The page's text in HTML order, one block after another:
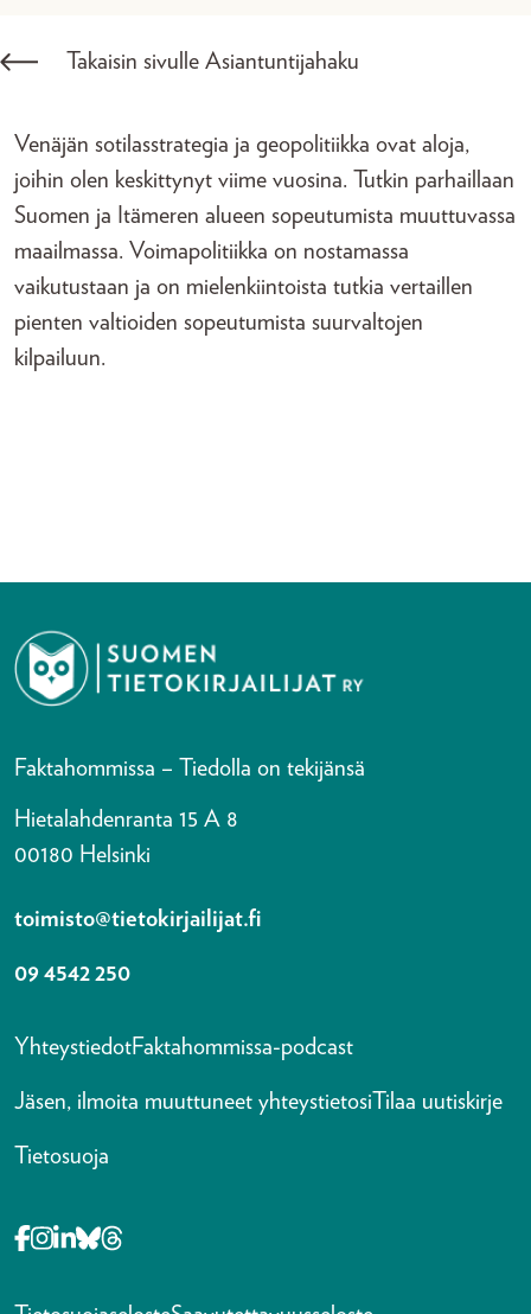
Takaisin sivulle Asiantuntijahaku
Venäjän sotilasstrategia ja geopolitiikka ovat aloja,
joihin olen keskittynyt viime vuosina. Tutkin parhaillaan
Suomen ja Itämeren alueen sopeutumista muuttuvassa
maailmassa. Voimapolitiikka on nostamassa
vaikutustaan ja on mielenkiintoista tutkia vertaillen
pienten valtioiden sopeutumista suurvaltojen
kilpailuun.
Faktahommissa – Tiedolla on tekijänsä
Hietalahdenranta 15 A 8
00180 Helsinki
toimisto@tietokirjailijat.fi
09 4542 250
YhteystiedotFaktahommissa-podcast
Jäsen, ilmoita muuttuneet yhteystietosi Tilaa uutiskirje
Tietosuoja
Opens in a new tab Facebook-f
Opens in a new tab Instagram
Opens in a new tab Linkedin-in
Opens in a new tab Bluesky